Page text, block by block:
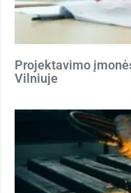
Projektavimo
Vilniuje